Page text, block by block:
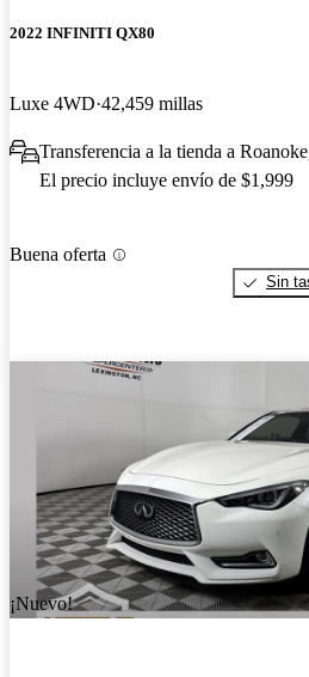
2022 INFINITI QX80
Luxe 4WD 42,459 millas
Transferencia a la tienda a
El precio incluye envío de $1,999
Buena oferta
Sin
¡Nuevo!